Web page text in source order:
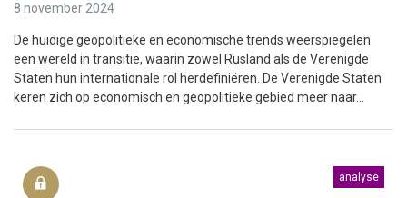
8 november 2024
De huidige geopolitieke en economische trends weerspiegelen
een wereld in transitie, waarin zowel Rusland als de Verenigde
Staten hun internationale rol herdefiniëren. De Verenigde Staten
keren zich op economisch en geopolitieke gebied meer naar...
analyse